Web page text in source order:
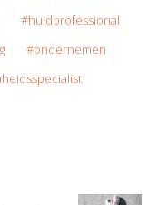
huidprofessional
ondernemen